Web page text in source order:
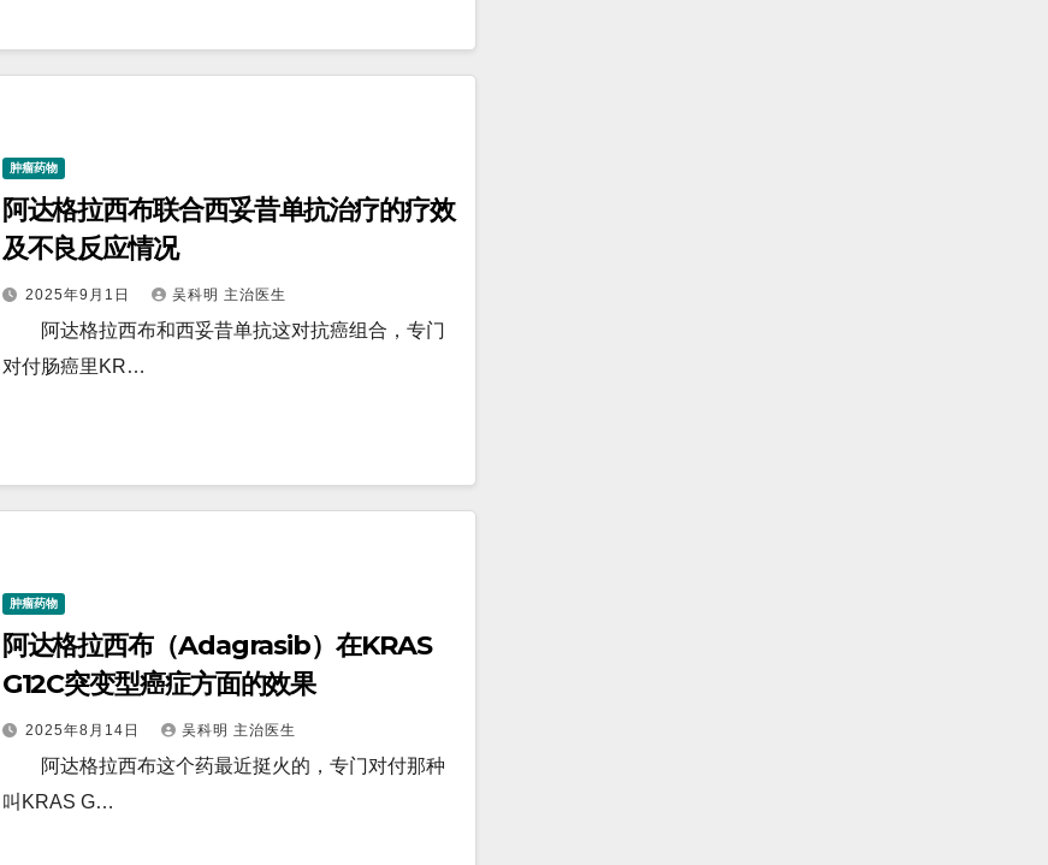
肿瘤药物
阿达格拉西布联合西妥昔单抗治疗的疗效
及不良反应情况
2025年9月1日 吴科明 主治医生
阿达格拉西布和西妥昔单抗这对抗癌组合，专门
对付肠癌里KR…
肿瘤药物
阿达格拉西布（Adagrasib）在KRAS
G12C突变型癌症方面的效果
2025年8月14日 吴科明 主治医生
阿达格拉西布这个药最近挺火的，专门对付那种
叫KRAS G…